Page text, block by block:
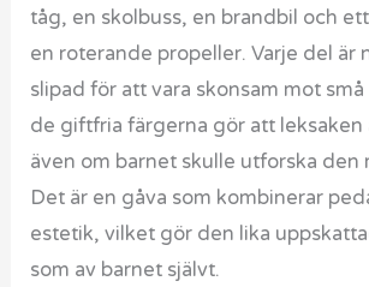
tåg, en skolbuss, en brandbil och
en roterande propeller. Varje del är
slipad för att vara skonsam mot
de giftfria färgerna gör att leksaken
även om barnet skulle utforska den
Det är en gåva som kombinerar
estetik, vilket gör den lika
som av barnet självt.